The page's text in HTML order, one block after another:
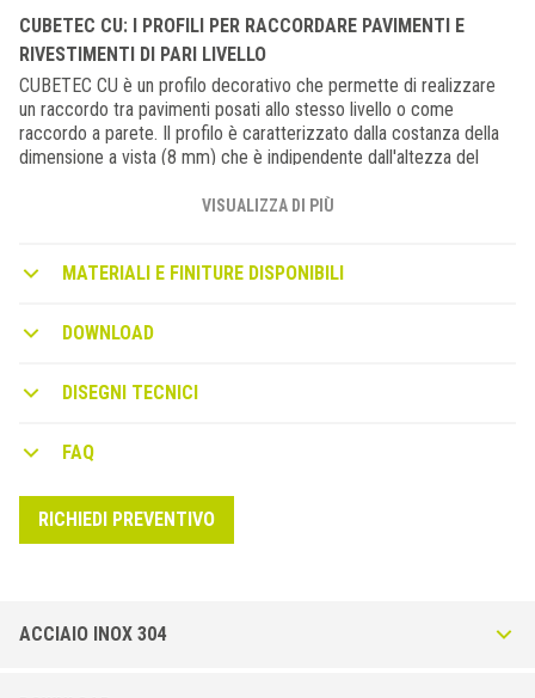
CUBETEC CU: I PROFILI PER RACCORDARE PAVIMENTI E
RIVESTIMENTI DI PARI LIVELLO
CUBETEC CU è un profilo decorativo che permette di realizzare
un raccordo tra pavimenti posati allo stesso livello o come
raccordo a parete. Il profilo è caratterizzato dalla costanza della
dimensione a vista (8 mm) che è indipendente dall'altezza del
VISUALIZZA DI PIÙ
MATERIALI E FINITURE DISPONIBILI
DOWNLOAD
DISEGNI TECNICI
FAQ
RICHIEDI PREVENTIVO
ACCIAIO INOX 304